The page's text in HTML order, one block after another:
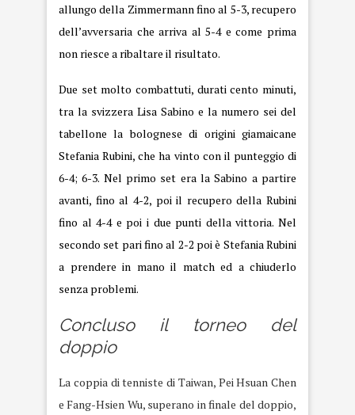
allungo della Zimmermann fino al 5-3, recupero
dell’avversaria che arriva al 5-4 e come prima
non riesce a ribaltare il risultato.
Due set molto combattuti, durati cento minuti,
tra la svizzera Lisa Sabino e la numero sei del
tabellone la bolognese di origini giamaicane
Stefania Rubini, che ha vinto con il punteggio di
6-4; 6-3. Nel primo set era la Sabino a partire
avanti, fino al 4-2, poi il recupero della Rubini
fino al 4-4 e poi i due punti della vittoria. Nel
secondo set pari fino al 2-2 poi è Stefania Rubini
a prendere in mano il match ed a chiuderlo
senza problemi.
Concluso il torneo del
doppio
La coppia di tenniste di Taiwan, Pei Hsuan Chen
e Fang-Hsien Wu, superano in finale del doppio,